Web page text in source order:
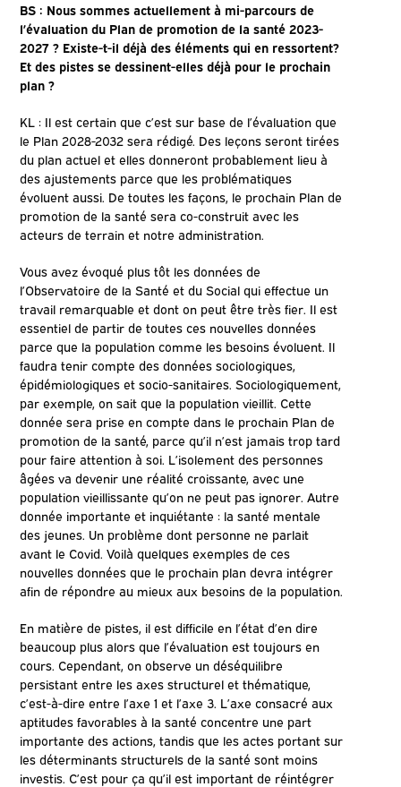
BS : Nous sommes actuellement à mi-parcours de
l’évaluation du Plan de promotion de la santé 2023-
2027 ? Existe-t-il déjà des éléments qui en ressortent?
Et des pistes se dessinent-elles déjà pour le prochain
plan ?
KL : Il est certain que c’est sur base de l’évaluation que
le Plan 2028-2032 sera rédigé. Des leçons seront tirées
du plan actuel et elles donneront probablement lieu à
des ajustements parce que les problématiques
évoluent aussi. De toutes les façons, le prochain Plan de
promotion de la santé sera co-construit avec les
acteurs de terrain et notre administration.
Vous avez évoqué plus tôt les données de
l’Observatoire de la Santé et du Social qui effectue un
travail remarquable et dont on peut être très fier. Il est
essentiel de partir de toutes ces nouvelles données
parce que la population comme les besoins évoluent. Il
faudra tenir compte des données sociologiques,
épidémiologiques et socio-sanitaires. Sociologiquement,
par exemple, on sait que la population vieillit. Cette
donnée sera prise en compte dans le prochain Plan de
promotion de la santé, parce qu’il n’est jamais trop tard
pour faire attention à soi. L’isolement des personnes
âgées va devenir une réalité croissante, avec une
population vieillissante qu’on ne peut pas ignorer. Autre
donnée importante et inquiétante : la santé mentale
des jeunes. Un problème dont personne ne parlait
avant le Covid. Voilà quelques exemples de ces
nouvelles données que le prochain plan devra intégrer
afin de répondre au mieux aux besoins de la population.
En matière de pistes, il est difficile en l’état d’en dire
beaucoup plus alors que l’évaluation est toujours en
cours. Cependant, on observe un déséquilibre
persistant entre les axes structurel et thématique,
c’est-à-dire entre l’axe 1 et l’axe 3. L’axe consacré aux
aptitudes favorables à la santé concentre une part
importante des actions, tandis que les actes portant sur
les déterminants structurels de la santé sont moins
investis. C’est pour ça qu’il est important de réintégrer